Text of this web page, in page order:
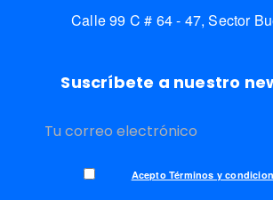
Calle 99 C # 64 - 47, Sector
Suscríbete a nuestro
Acepto Términos y